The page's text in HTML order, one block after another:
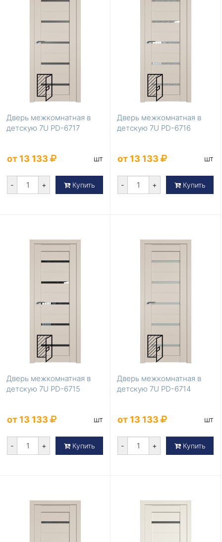
Дверь межкомнатная в
детскую 7U PD-6717
от 13 133 шт
- + Купить
Дверь межкомнатная в
детскую 7U PD-6716
от 13 133 шт
- + Купить
Дверь межкомнатная в
детскую 7U PD-6715
от 13 133 шт
- + Купить
Дверь межкомнатная в
детскую 7U PD-6714
от 13 133 шт
- + Купить